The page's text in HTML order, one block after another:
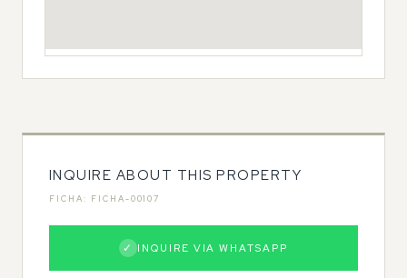
INQUIRE ABOUT THIS PROPERTY
FICHA: FICHA-00107
✓ INQUIRE VIA WHATSAPP